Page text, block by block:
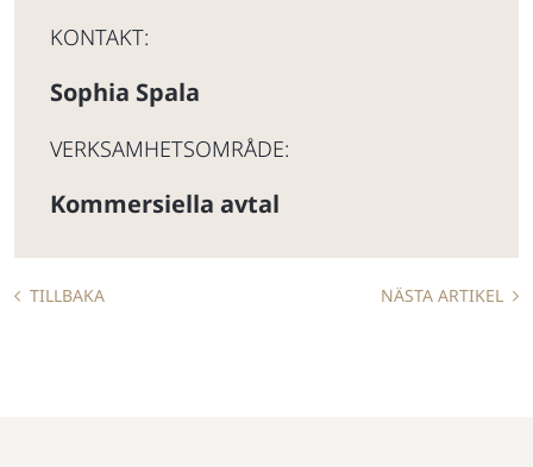
KONTAKT:
Sophia Spala
VERKSAMHETSOMRÅDE:
Kommersiella avtal
TILLBAKA NÄSTA ARTIKEL